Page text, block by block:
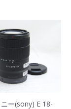
ニー(sony) E 18-